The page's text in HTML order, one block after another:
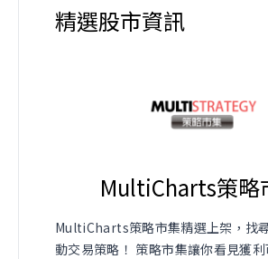
精選股市資訊
MultiCharts策略
MultiCharts策略市集精選上架，找
動交易策略！ 策略市集讓你看見獲